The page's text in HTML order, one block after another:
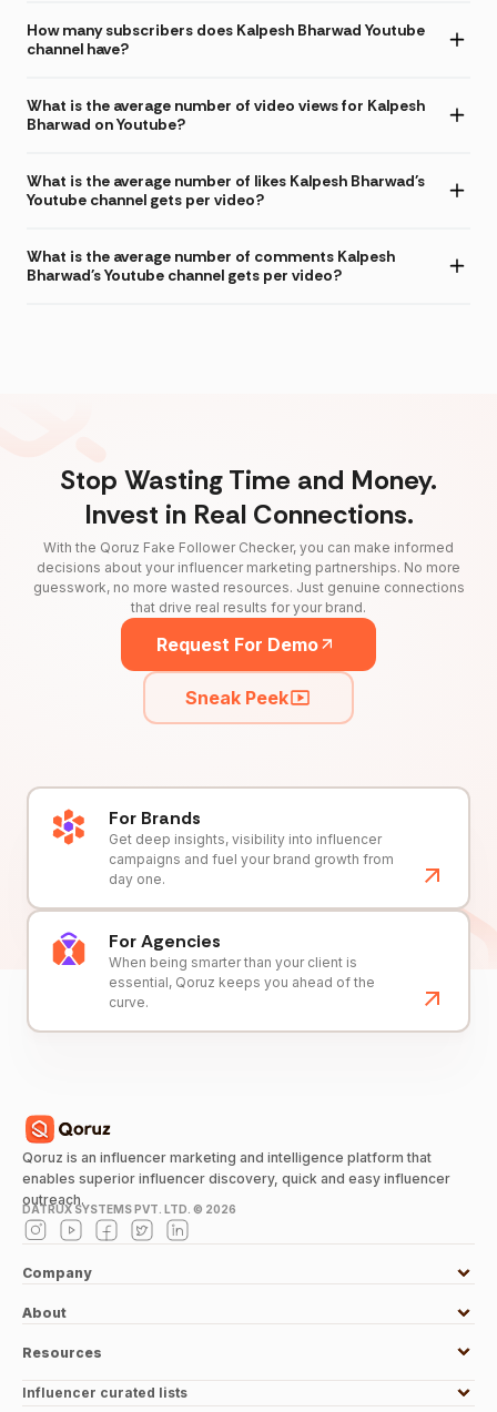
How many subscribers does Kalpesh Bharwad Youtube
channel have?
What is the average number of video views for Kalpesh
Bharwad on Youtube?
What is the average number of likes Kalpesh Bharwad's
Youtube channel gets per video?
What is the average number of comments Kalpesh
Bharwad's Youtube channel gets per video?
Stop Wasting Time and Money.
Invest in Real Connections.
With the Qoruz Fake Follower Checker, you can make informed
decisions about your influencer marketing partnerships. No more
guesswork, no more wasted resources. Just genuine connections
that drive real results for your brand.
Request For Demo
Sneak Peek
For Brands
Get deep insights, visibility into influencer
campaigns and fuel your brand growth from
day one.
For Agencies
When being smarter than your client is
essential, Qoruz keeps you ahead of the
curve.
Qoruz is an influencer marketing and intelligence platform that
enables superior influencer discovery, quick and easy influencer
outreach.
DATRUX SYSTEMS PVT. LTD. © 2026
Company
About
Resources
Influencer curated lists